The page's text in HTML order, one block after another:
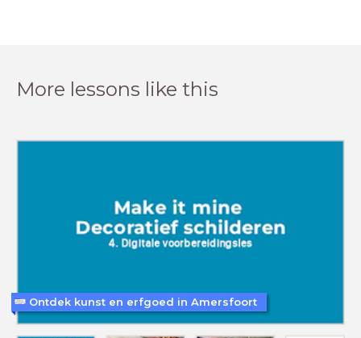
More lessons like this
Ontdek kunst en erfgoed in Amersfoort